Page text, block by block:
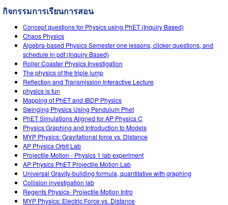
กิจกรรมการเรียนการสอน
Concept questions for Physics using PhET (Inquiry Based)
Chaos Physics
Algebra-based Physics Semester one lessons, clicker questions, and
schedule in pdf (Inquiry Based)
Roller Coaster Physics Investigation
The physics of the triple jump
Reflection and Transmission Interactive Lecture
physics is fun
Mapping of PhET and IBDP Physics
Swinging Physics Using Pendulum Phet
PhET Simulations Aligned for AP Physics C
Physics Graphing and Introduction to Models
MYP Physics: Gravitational force vs. Distance
AP Physics Orbit Lab
Projectile Motion - Physics 1 lab experiment
AP Physics PhET Projectile Motion Lab
Universal Gravity-building formula, quantitative with graphing
Collision investigation lab
Regents Physics- Projectile Motion Intro
MYP Physics: Electric Force vs. Distance